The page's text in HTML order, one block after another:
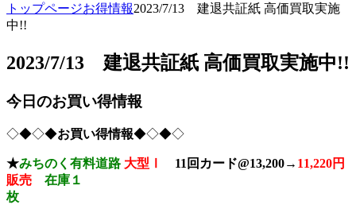
トップページお得情報2023/7/13 建退共証紙 高価買取実施
中!!
2023/7/13 建退共証紙 高価買取実施中!!
今日のお買い得情報
◇◆◇◆お買い得情報◆◇◆◇
★みちのく有料道路 大型Ⅰ 11回カード@13,200→ 11,220円
販売
在庫１
枚